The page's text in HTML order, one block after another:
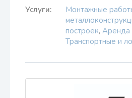
Услуги: Монтажные
построек, Аренда
Транспортные и